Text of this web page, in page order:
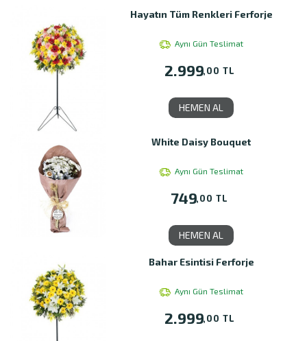
Hayatın Tüm Renkleri Ferforje
Aynı Gün Teslimat
2.999,00 TL
HEMEN AL
White Daisy Bouquet
Aynı Gün Teslimat
749,00 TL
HEMEN AL
Bahar Esintisi Ferforje
Aynı Gün Teslimat
2.999,00 TL